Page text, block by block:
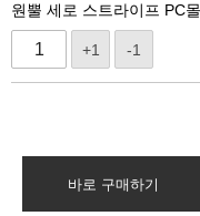
원뿔 세로 스트라이프 PC
+1 -1
바로 구매하기